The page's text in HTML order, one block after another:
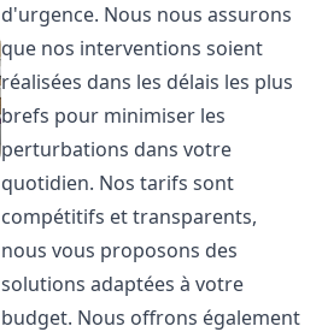
d'urgence. Nous nous assurons
que nos interventions soient
réalisées dans les délais les plus
brefs pour minimiser les
perturbations dans votre
quotidien. Nos tarifs sont
compétitifs et transparents,
nous vous proposons des
solutions adaptées à votre
budget. Nous offrons également